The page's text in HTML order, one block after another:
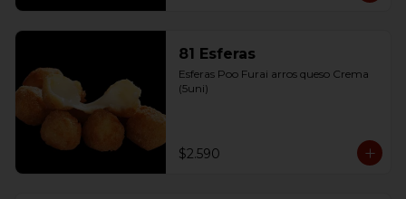
81 Esferas
Esferas Poo Furai arros queso Crema
(5uni)
$2.590